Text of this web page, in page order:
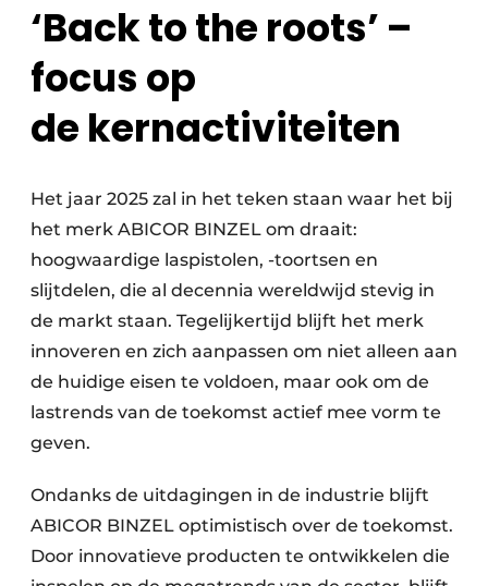
‘Back to the roots’ –
focus op
de kernactiviteiten
Het jaar 2025 zal in het teken staan waar het bij
het merk ABICOR BINZEL om draait:
hoogwaardige laspistolen, -toortsen en
slijtdelen, die al decennia wereldwijd stevig in
de markt staan. Tegelijkertijd blijft het merk
innoveren en zich aanpassen om niet alleen aan
de huidige eisen te voldoen, maar ook om de
lastrends van de toekomst actief mee vorm te
geven.
Ondanks de uitdagingen in de industrie blijft
ABICOR BINZEL optimistisch over de toekomst.
Door innovatieve producten te ontwikkelen die